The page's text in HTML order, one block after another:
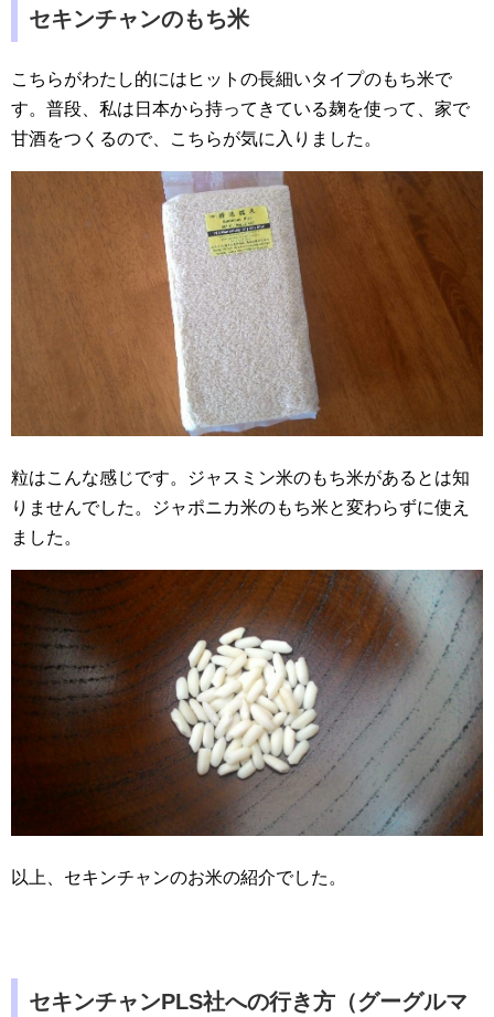
セキンチャンのもち米
こちらがわたし的にはヒットの長細いタイプのもち米で
す。普段、私は日本から持ってきている麹を使って、家で
甘酒をつくるので、こちらが気に入りました。
粒はこんな感じです。ジャスミン米のもち米があるとは知
りませんでした。ジャポニカ米のもち米と変わらずに使え
ました。
以上、セキンチャンのお米の紹介でした。
セキンチャンPLS社への行き方（グーグルマ